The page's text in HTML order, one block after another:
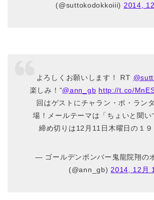
(@suttokodokkoiii) 2014,
よろしくお願いします！ RT
楽しみ！“@ann_gb http://t.co/
回はゲストにチャラン・ポ・ラン
場！メールテーマは「ちょいと聞い
締め切りは12月11日木曜日の１
— ゴールデンボンバー鬼龍院翔の
(@ann_gb)2014, 12月